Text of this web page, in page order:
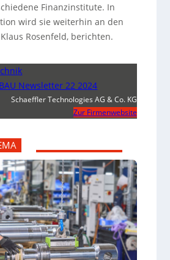
Finanzinstitute. In
wird sie weiterhin an den
Rosenfeld, berichten.
Newsletter 22 2024
Schaeffler Technologies AG & Co. KG
Zur Firmenwebsite